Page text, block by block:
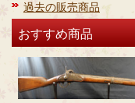
過去の販売商品
おすすめ商品